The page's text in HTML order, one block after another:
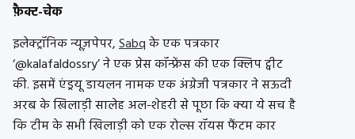
फ़ैक्ट-चेक
इलेक्ट्रॉनिक न्यूज़पेपर,Sabqके एक पत्रकार
‘@kalafaldossry’ ने एक प्रेस कॉन्फ्रेंस की एक क्लिप ट्वीट
की. इसमें एंड्रयू डायलन नामक एक अंग्रेजी पत्रकार ने सऊदी
अरब के खिलाड़ी सालेह अल-शेहरी से पूछा कि क्या ये सच है
कि टीम के सभी खिलाड़ी को एक रोल्स रॉयस फैंटम कार